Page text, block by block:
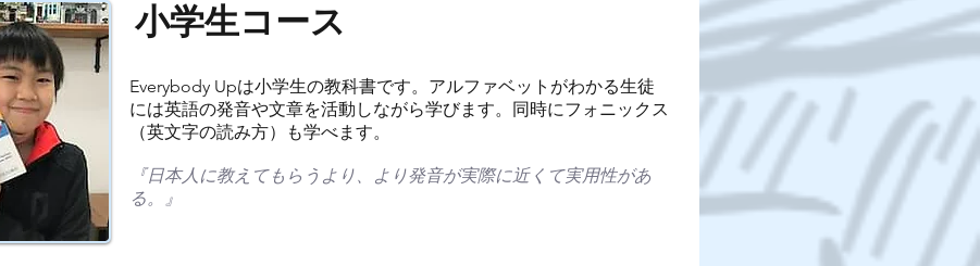
小学生コース
Everybody Upは小学生の教科書です。アルファベットがわかる生徒
には英語の発音や文章を活動しながら学びます。同時にフォニックス
（英文字の読み方）も学べます。
『日本人に教えてもらうより、より発音が実際に近くて実用性があ
る。』